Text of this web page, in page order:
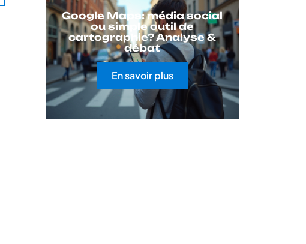
Google Maps: média social
ou simple outil de
cartographie? Analyse &
débat
En savoir plus